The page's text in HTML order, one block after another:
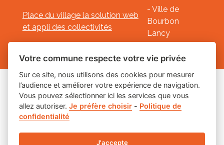
Place du village la solution web
et appli des collectivités
- Ville de
Bourbon
Lancy
Mentions légales-- Gestion des cookies
Les labels
Votre commune respecte votre vie privée
Sur ce site, nous utilisons des cookies pour mesurer
l’audience et améliorer votre expérience de navigation.
Vous pouvez sélectionner ici les services que vous
allez autoriser.Je préfère choisir - Politique de
confidentialité
J'accepte